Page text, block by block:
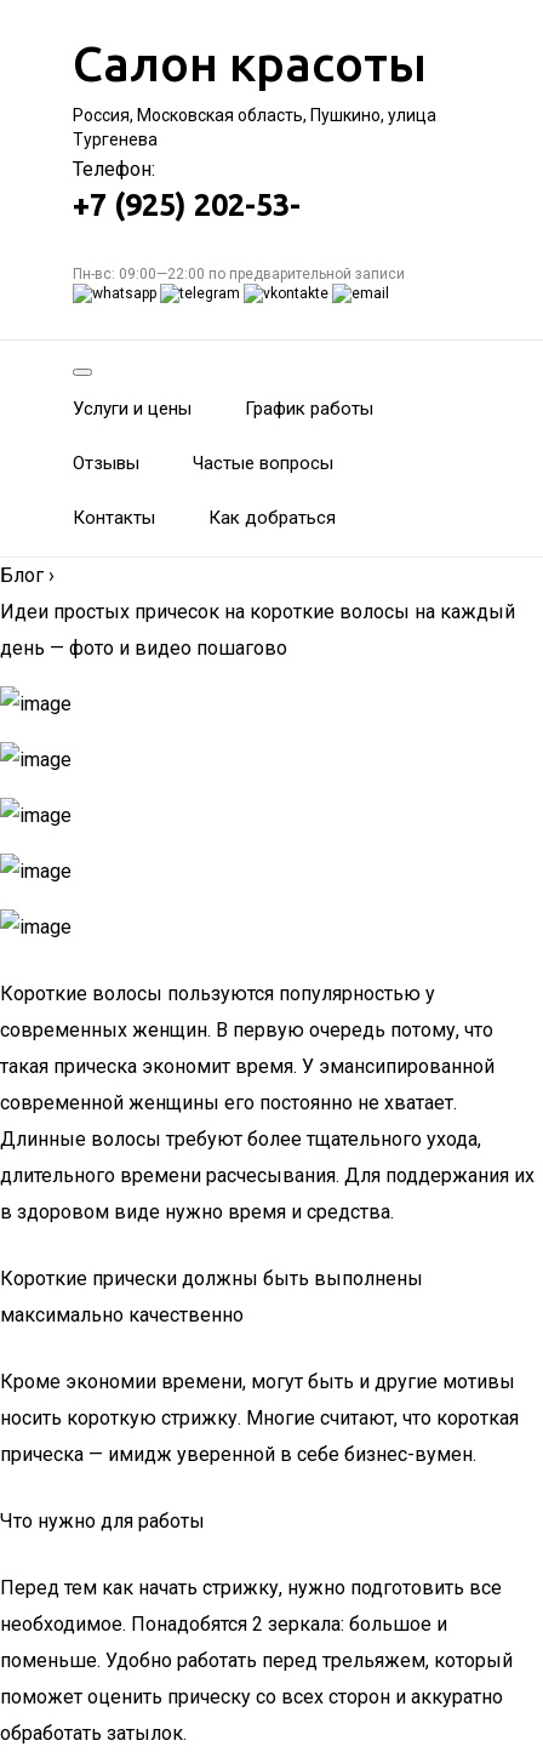
Салон красоты
Россия, Московская область, Пушкино, улица
Тургенева
Телефон:
+7 (925) 202-53-
Пн-вс: 09:00—22:00 по предварительной записи
Услуги и цены График работы
Отзывы Частые вопросы
Контакты Как добраться
Блог ›
Идеи простых причесок на короткие волосы на каждый
день — фото и видео пошагово
Короткие волосы пользуются популярностью у
современных женщин. В первую очередь потому, что
такая прическа экономит время. У эмансипированной
современной женщины его постоянно не хватает.
Длинные волосы требуют более тщательного ухода,
длительного времени расчесывания. Для поддержания их
в здоровом виде нужно время и средства.
Короткие прически должны быть выполнены
максимально качественно
Кроме экономии времени, могут быть и другие мотивы
носить короткую стрижку. Многие считают, что короткая
прическа — имидж уверенной в себе бизнес-вумен.
Что нужно для работы
Перед тем как начать стрижку, нужно подготовить все
необходимое. Понадобятся 2 зеркала: большое и
поменьше. Удобно работать перед трельяжем, который
поможет оценить прическу со всех сторон и аккуратно
обработать затылок.